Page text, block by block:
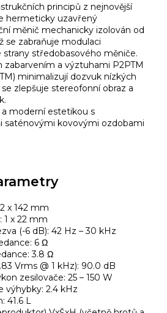
principů z nejnovější
hermeticky uzavřený
měnič mechanicky izolován od
se zabraňuje modulaci
strany středobasového měniče.
zabarvením a výztuhami P2PTM
minimalizují dozvuk nízkých
zlepšuje stereofonní obraz a
a moderní estetikou s
saténovými kovovými ozdobami
x 142 mm
1 x 22 mm
(-6 dB): 42 Hz – 30 kHz
6 Ω
3.8 Ω
Vrms @ 1 kHz): 90.0 dB
zesilovače: 25 – 150 W
výhybky: 2.4 kHz
41.6 L